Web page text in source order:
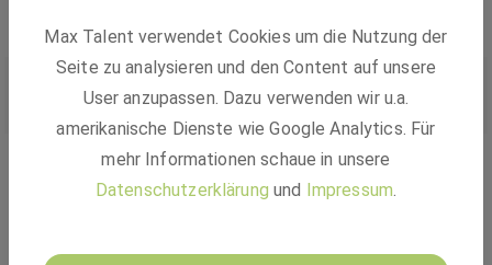
Deine Einstiegsmöglichkeiten
Max Talent verwendet Cookies um die Nutzung der
Seite zu analysieren und den Content auf unsere
User anzupassen. Dazu verwenden wir u.a.
amerikanische Dienste wie Google Analytics. Für
mehr Informationen schaue in unsere
Datenschutzerklärung und Impressum.